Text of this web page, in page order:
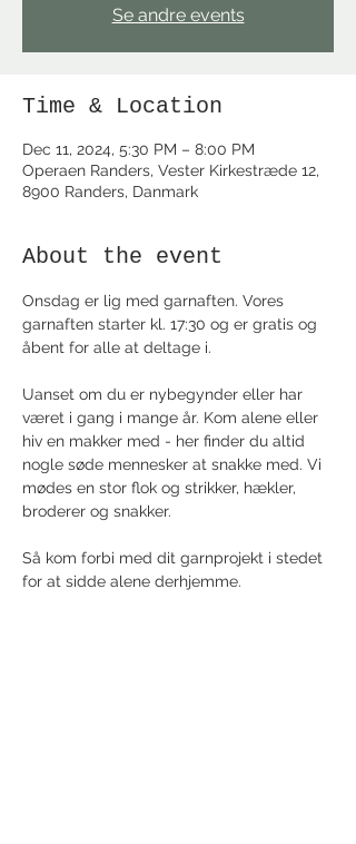
Se andre events
Time & Location
Dec 11, 2024, 5:30 PM – 8:00 PM
Operaen Randers, Vester Kirkestræde 12,
8900 Randers, Danmark
About the event
Onsdag er lig med garnaften. Vores
garnaften starter kl. 17:30 og er gratis og
åbent for alle at deltage i.
Uanset om du er nybegynder eller har
været i gang i mange år. Kom alene eller
hiv en makker med - her finder du altid
nogle søde mennesker at snakke med. Vi
mødes en stor flok og strikker, hækler,
broderer og snakker.
Så kom forbi med dit garnprojekt i stedet
for at sidde alene derhjemme.